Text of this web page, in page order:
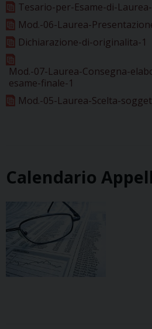
Tesario-per-Esame-di-Laurea-
Mod.-06-Laurea-
Dichiarazione-di-originalita-1
Mod.-07-Laurea-Consegna-
esame-finale-1
Mod.-05-Laurea-Scelta-
Calendario